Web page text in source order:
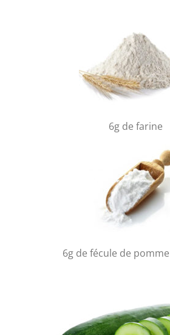
6g de farine
6g de fécule de